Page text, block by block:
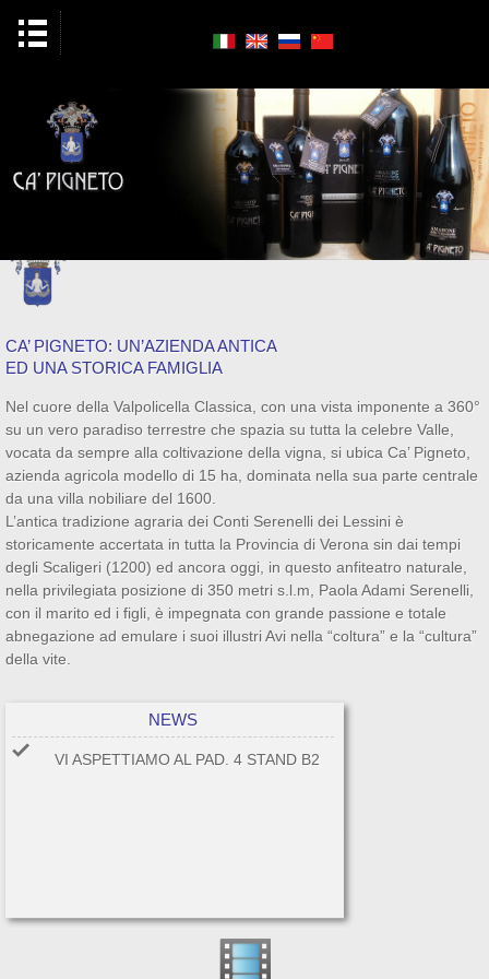
CA’ PIGNETO: UN’AZIENDA ANTICA
ED UNA STORICA FAMIGLIA
Nel cuore della Valpolicella Classica, con una vista imponente a 360°
su un vero paradiso terrestre che spazia su tutta la celebre Valle,
vocata da sempre alla coltivazione della vigna, si ubica Ca’ Pigneto,
azienda agricola modello di 15 ha, dominata nella sua parte centrale
da una villa nobiliare del 1600.
L’antica tradizione agraria dei Conti Serenelli dei Lessini è
storicamente accertata in tutta la Provincia di Verona sin dai tempi
degli Scaligeri (1200) ed ancora oggi, in questo anfiteatro naturale,
nella privilegiata posizione di 350 metri s.l.m, Paola Adami Serenelli,
con il marito ed i figli, è impegnata con grande passione e totale
abnegazione ad emulare i suoi illustri Avi nella “coltura” e la “cultura”
della vite.
NEWS
VI ASPETTIAMO AL PAD. 4 STAND B2